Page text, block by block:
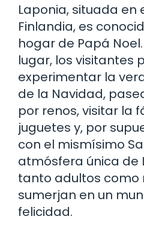
Laponia, situada en
Finlandia, es
hogar de Papá
lugar, los visitantes
experimentar la
de la Navidad,
por renos, visitar la
juguetes y, por
con el mismísimo
atmósfera única de
tanto adultos como
sumerjan en un
felicidad.